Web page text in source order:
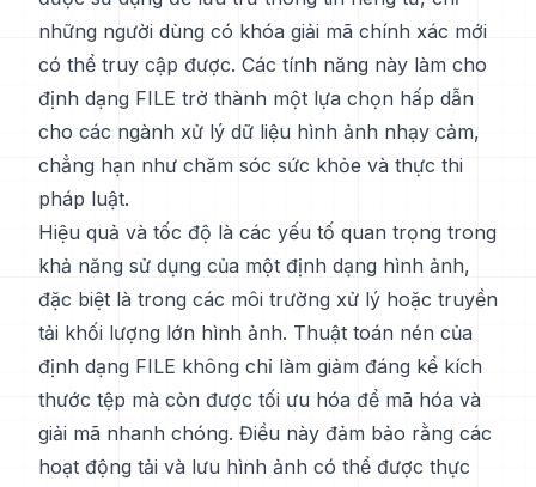
những người dùng có khóa giải mã chính xác mới
có thể truy cập được. Các tính năng này làm cho
định dạng FILE trở thành một lựa chọn hấp dẫn
cho các ngành xử lý dữ liệu hình ảnh nhạy cảm,
chẳng hạn như chăm sóc sức khỏe và thực thi
pháp luật.
Hiệu quả và tốc độ là các yếu tố quan trọng trong
khả năng sử dụng của một định dạng hình ảnh,
đặc biệt là trong các môi trường xử lý hoặc truyền
tải khối lượng lớn hình ảnh. Thuật toán nén của
định dạng FILE không chỉ làm giảm đáng kể kích
thước tệp mà còn được tối ưu hóa để mã hóa và
giải mã nhanh chóng. Điều này đảm bảo rằng các
hoạt động tải và lưu hình ảnh có thể được thực